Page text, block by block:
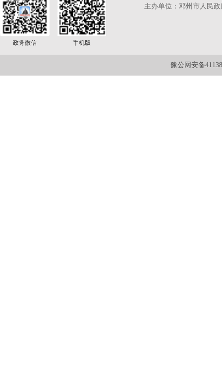
政务微信 手机版
主办单位：邓州市人民
豫公网安备